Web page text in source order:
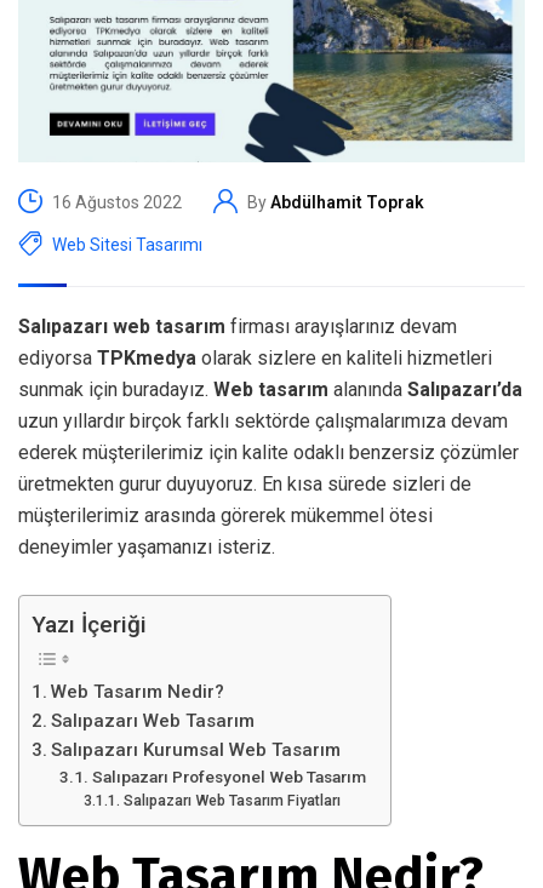
16 Ağustos 2022 ByAbdülhamit Toprak
Web Sitesi Tasarımı
Salıpazarı web tasarım firması arayışlarınız devam
ediyorsa TPKmedya olarak sizlere en kaliteli hizmetleri
sunmak için buradayız. Web tasarım alanında Salıpazarı’da
uzun yıllardır birçok farklı sektörde çalışmalarımıza devam
ederek müşterilerimiz için kalite odaklı benzersiz çözümler
üretmekten gurur duyuyoruz. En kısa sürede sizleri de
müşterilerimiz arasında görerek mükemmel ötesi
deneyimler yaşamanızı isteriz.
Yazı İçeriği
Web Tasarım Nedir?
Salıpazarı Web Tasarım
Salıpazarı Kurumsal Web Tasarım
Salıpazarı Profesyonel Web Tasarım
Salıpazarı Web Tasarım Fiyatları
Web Tasarım Nedir?